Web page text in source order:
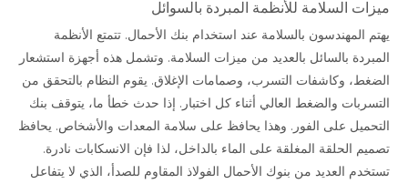
ميزات السلامة للأنظمة المبردة بالسوائل
يهتم المهندسون بالسلامة عند استخدام بنك الأحمال. تتمتع الأنظمة
المبردة بالسائل بالعديد من ميزات السلامة. وتشمل هذه أجهزة استشعار
الضغط، وكاشفات التسرب، وصمامات الإغلاق. يقوم النظام بالتحقق من
التسربات والضغط العالي أثناء كل اختبار. إذا حدث خطأ ما، يتوقف بنك
التحميل على الفور. وهذا يحافظ على سلامة المعدات والأشخاص. يحافظ
تصميم الحلقة المغلقة على الماء بالداخل، لذا فإن الانسكابات نادرة.
تستخدم العديد من بنوك الأحمال الفولاذ المقاوم للصدأ، الذي لا يتفاعل